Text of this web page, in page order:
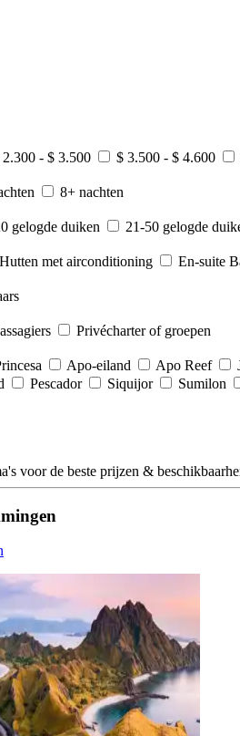
2.300 - $ 3.500 $ 3.500 - $ 4.600
8+ nachten
gelogde duiken 21-50 gelogde
Hutten met airconditioning En-suite
Privécharter of groepen
Apo-eiland Apo Reef
Pescador Siquijor Sumilon
voor de beste prijzen &